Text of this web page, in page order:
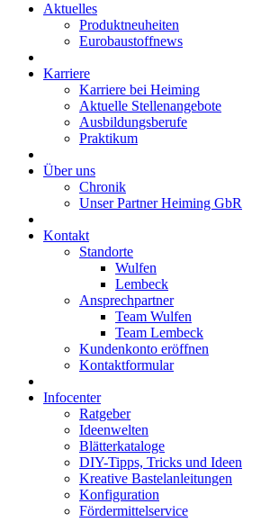
Aktuelles
Produktneuheiten
Eurobaustoffnews
Karriere
Karriere bei Heiming
Aktuelle Stellenangebote
Ausbildungsberufe
Praktikum
Über uns
Chronik
Unser Partner Heiming GbR
Kontakt
Standorte
Wulfen
Lembeck
Ansprechpartner
Team Wulfen
Team Lembeck
Kundenkonto eröffnen
Kontaktformular
Infocenter
Ratgeber
Ideenwelten
Blätterkataloge
DIY-Tipps, Tricks und Ideen
Kreative Bastelanleitungen
Konfiguration
Fördermittelservice